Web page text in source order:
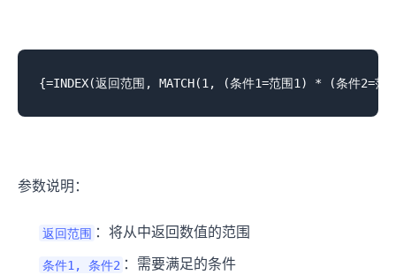
参数说明：
返回范围 ：将从中返回数值的范围
条件1, 条件2 ：需要满足的条件